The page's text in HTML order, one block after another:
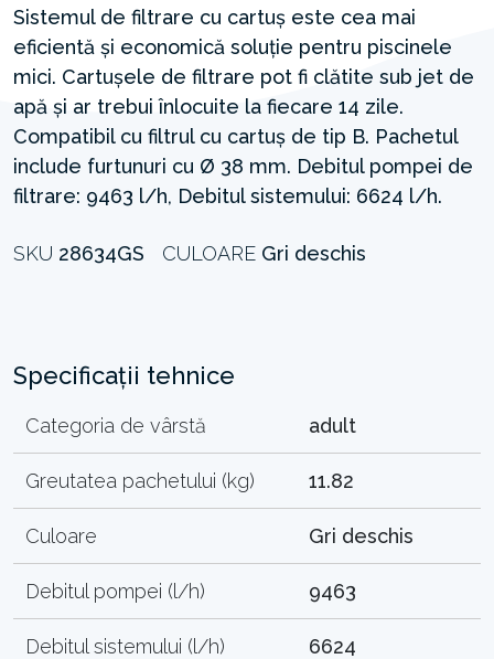
Sistemul de filtrare cu cartuș este cea mai
eficientă și economică soluție pentru piscinele
mici. Cartușele de filtrare pot fi clătite sub jet de
apă și ar trebui înlocuite la fiecare 14 zile.
Compatibil cu filtrul cu cartuș de tip B. Pachetul
include furtunuri cu Ø 38 mm. Debitul pompei de
filtrare: 9463 l/h, Debitul sistemului: 6624 l/h.
SKU 28634GS CULOARE Gri deschis
Specificații tehnice
Categoria de vârstă adult
Greutatea pachetului (kg) 11.82
Culoare Gri deschis
Debitul pompei (l/h) 9463
Debitul sistemului (l/h) 6624